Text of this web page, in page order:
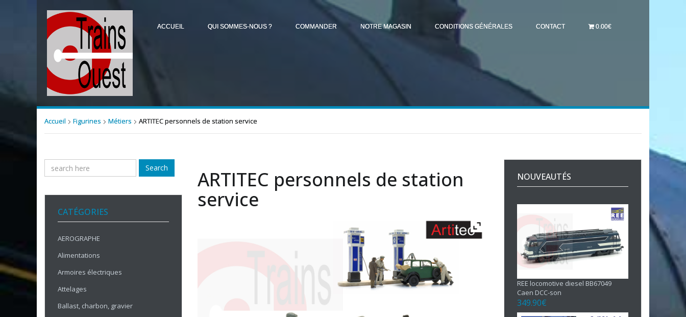
ACCUEIL QUI SOMMES-NOUS ? COMMANDER NOTRE MAGASIN CONDITIONS GÉNÉRALES CONTACT 0.00€
Accueil Figurines Métiers ARTITEC personnels de station service
Search
CATÉGORIES
AEROGRAPHE
Alimentations
Armoires électriques
Attelages
Ballast, charbon, gravier
ARTITEC personnels de station
service
NOUVEAUTÉS
REE locomotive diesel BB67049
Caen DCC-son
349.90€